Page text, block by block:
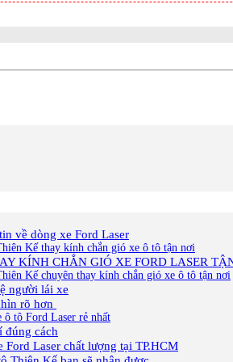
về dòng xe Ford Laser
Kế thay kính chắn gió xe ô tô tận nơi
KÍNH CHẮN GIÓ XE FORD LASER
Kế chuyên thay kính chắn gió xe ô tô tận nơi
người lái xe
rõ hơn
ô tô Ford Laser rẻ nhất
đúng cách
Ford Laser chất lượng tại TP.HCM